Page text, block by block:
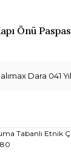
Önü Paspas
Dara 041